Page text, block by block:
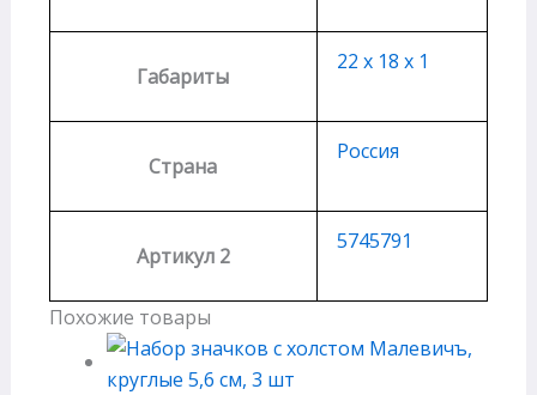
Габариты
22 х 18 х 1
Страна
Россия
Артикул 2
5745791
Похожие товары